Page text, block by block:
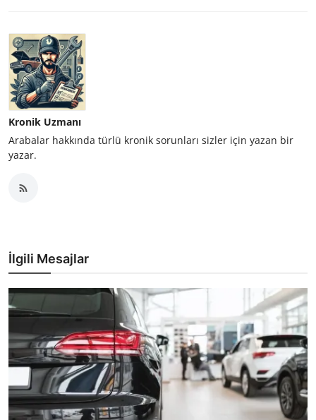
Kronik Uzmanı
Arabalar hakkında türlü kronik sorunları sizler için yazan bir
yazar.
İlgili Mesajlar